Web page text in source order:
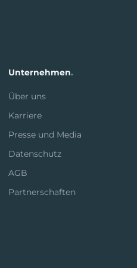
Unternehmen.
Über uns
Karriere
Presse und Media
Datenschutz
AGB
Partnerschaften